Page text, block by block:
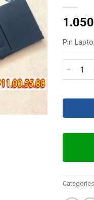
Pin
Pin